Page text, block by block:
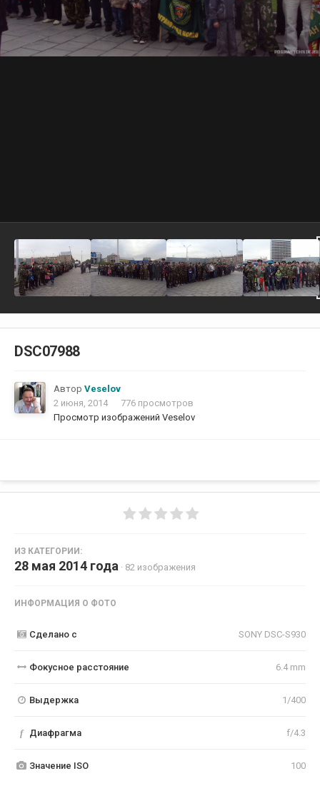
DSC07988
Автор Veselov
2 июня, 2014
776 просмотров
Просмотр изображений Veselov
ИЗ КАТЕГОРИИ:
28 мая 2014 года · 82 изображения
ИНФОРМАЦИЯ О ФОТО
Сделано с SONY DSC-S930
Фокусное расстояние 6.4 mm
Выдержка 1/400
f Диафрагма f/4.3
Значение ISO 100